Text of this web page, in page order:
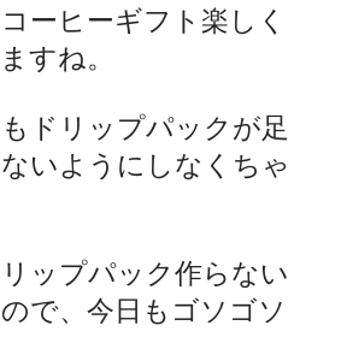
ーヒーギフト楽しく
すね。
ドリップパックが足
いようにしなくちゃ
ップパック作らない
で、今日もゴソゴソ